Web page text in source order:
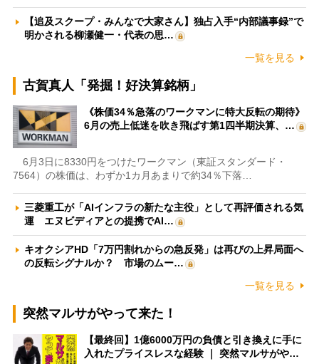
【追及スクープ・みんなで大家さん】独占入手“内部議事録”で
明かされる柳瀬健一・代表の思…
一覧を見る
古賀真人「発掘！好決算銘柄」
《株価34％急落のワークマンに特大反転の期待》
6月の売上低迷を吹き飛ばす第1四半期決算、…
6月3日に8330円をつけたワークマン（東証スタンダード・
7564）の株価は、わずか1カ月あまりで約34％下落…
三菱重工が「AIインフラの新たな主役」として再評価される気
運 エヌビディアとの提携でAI…
キオクシアHD「7万円割れからの急反発」は再びの上昇局面へ
の反転シグナルか？ 市場のムー…
一覧を見る
突然マルサがやって来た！
【最終回】1億6000万円の負債と引き換えに手に
入れたプライスレスな経験 ｜ 突然マルサがや…